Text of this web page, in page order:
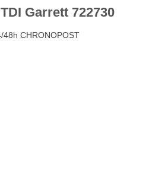
Garrett 722730
48h CHRONOPOST